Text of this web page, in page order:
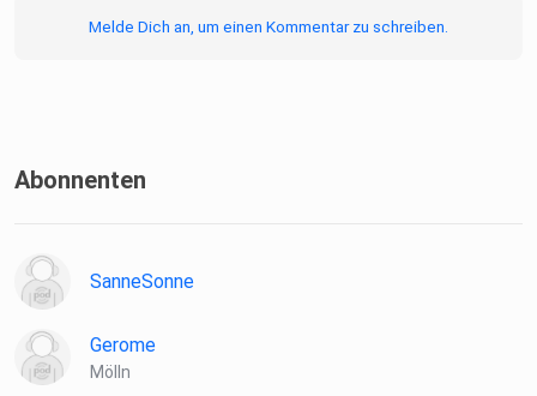
Melde Dich an, um einen Kommentar zu schreiben.
Abonnenten
SanneSonne
Gerome
Mölln